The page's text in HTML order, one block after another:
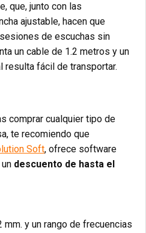
que, junto con las
ajustable, hacen que
de escuchas sin
un cable de 1.2 metros y un
resulta fácil de transportar.
comprar cualquier tipo de
te recomiendo que
Soft, ofrece software
descuento de hasta el
y un rango de frecuencias